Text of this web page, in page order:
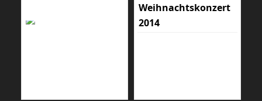
Weihnachtskonzert
2014